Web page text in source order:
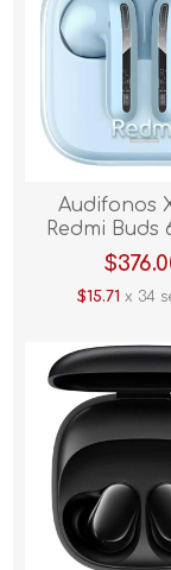
Audifonos
Redmi Buds
Azul
$15.71 x 34